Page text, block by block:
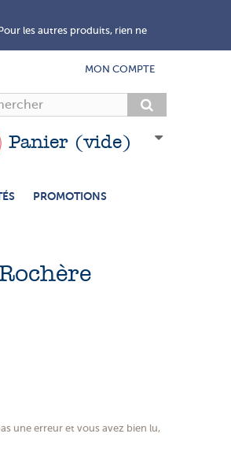
les autres produits, rien ne
MON COMPTE
Panier (vide)
PROMOTIONS
une erreur et vous avez bien lu,